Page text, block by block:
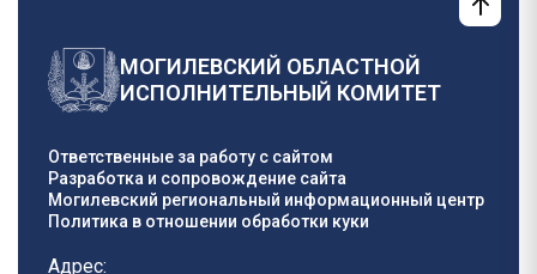
МОГИЛЕВСКИЙ ОБЛАСТНОЙ
ИСПОЛНИТЕЛЬНЫЙ КОМИТЕТ
Ответственные за работу с сайтом
Разработка и сопровождение сайта
Могилевский региональный информационный центр
Политика в отношении обработки куки
Адрес: